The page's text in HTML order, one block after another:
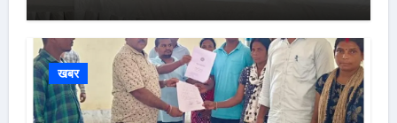
खबर